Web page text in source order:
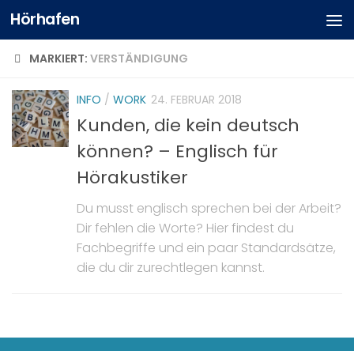
Hörhafen
MARKIERT: VERSTÄNDIGUNG
INFO / WORK 24. FEBRUAR 2018
Kunden, die kein deutsch
können? – Englisch für
Hörakustiker
Du musst englisch sprechen bei der Arbeit?
Dir fehlen die Worte? Hier findest du
Fachbegriffe und ein paar Standardsätze,
die du dir zurechtlegen kannst.